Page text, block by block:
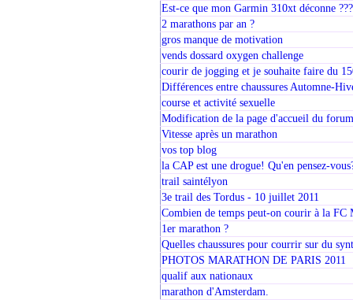
Est-ce que mon Garmin 310xt déconne ???
2 marathons par an ?
gros manque de motivation
vends dossard oxygen challenge
courir de jogging et je souhaite faire du
Différences entre chaussures Automne-
course et activité sexuelle
Modification de la page d'accueil du
Vitesse après un marathon
vos top blog
la CAP est une drogue! Qu'en pensez-
trail saintélyon
3e trail des Tordus - 10 juillet 2011
Combien de temps peut-on courir à la FC
1er marathon ?
Quelles chaussures pour courrir sur du
PHOTOS MARATHON DE PARIS 2011
qualif aux nationaux
marathon d'Amsterdam.